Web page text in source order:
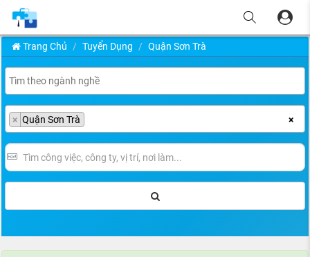
Trang Chủ Tuyển Dụng Quận Sơn Trà
×
× Quận Sơn Trà